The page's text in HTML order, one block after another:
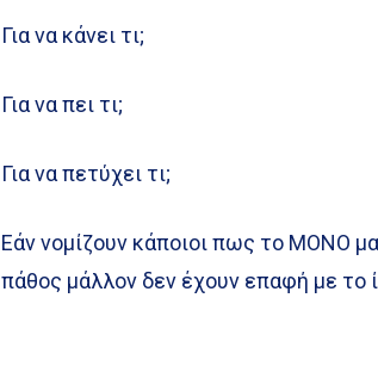
Για να κάνει τι;
Για να πει τι;
Για να πετύχει τι;
Εάν νομίζουν κάποιοι πως το ΜΟΝΟ
πάθος μάλλον δεν έχουν επαφή με το